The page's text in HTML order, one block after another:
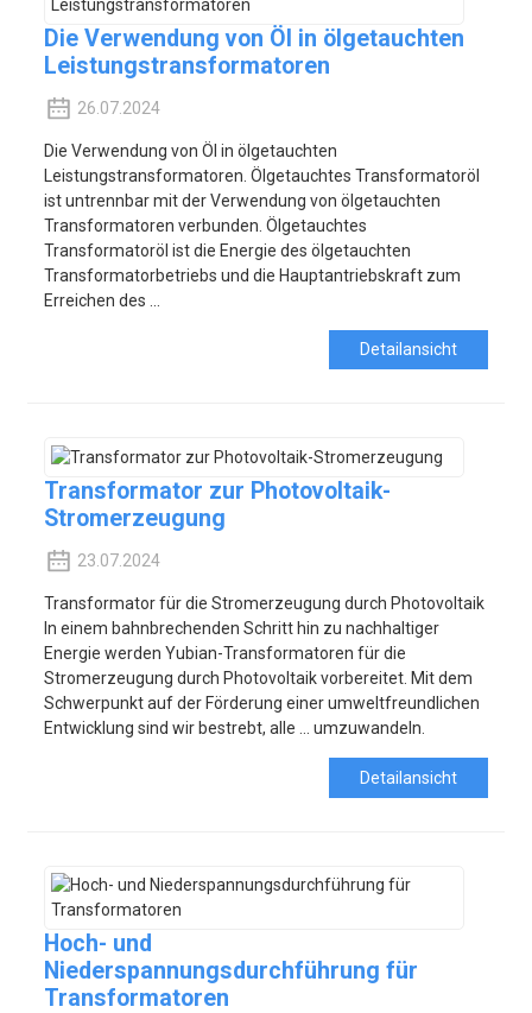
Die Verwendung von Öl in ölgetauchten
Leistungstransformatoren
26.07.2024
Die Verwendung von Öl in ölgetauchten
Leistungstransformatoren. Ölgetauchtes Transformatoröl
ist untrennbar mit der Verwendung von ölgetauchten
Transformatoren verbunden. Ölgetauchtes
Transformatoröl ist die Energie des ölgetauchten
Transformatorbetriebs und die Hauptantriebskraft zum
Erreichen des ...
Detailansicht
Transformator zur Photovoltaik-
Stromerzeugung
23.07.2024
Transformator für die Stromerzeugung durch Photovoltaik
In einem bahnbrechenden Schritt hin zu nachhaltiger
Energie werden Yubian-Transformatoren für die
Stromerzeugung durch Photovoltaik vorbereitet. Mit dem
Schwerpunkt auf der Förderung einer umweltfreundlichen
Entwicklung sind wir bestrebt, alle ... umzuwandeln.
Detailansicht
Hoch- und
Niederspannungsdurchführung für
Transformatoren